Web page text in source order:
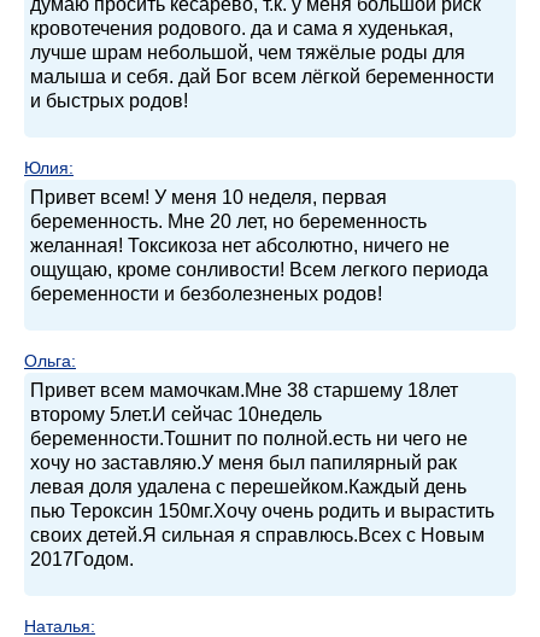
думаю просить кесарево, т.к. у меня большой риск
кровотечения родового. да и сама я худенькая,
лучше шрам небольшой, чем тяжёлые роды для
малыша и себя. дай Бог всем лёгкой беременности
и быстрых родов!
Юлия:
Привет всем! У меня 10 неделя, первая
беременность. Мне 20 лет, но беременность
желанная! Токсикоза нет абсолютно, ничего не
ощущаю, кроме сонливости! Всем легкого периода
беременности и безболезненых родов!
Ольга:
Привет всем мамочкам.Мне 38 старшему 18лет
второму 5лет.И сейчас 10недель
беременности.Тошнит по полной.есть ни чего не
хочу но заставляю.У меня был папилярный рак
левая доля удалена с перешейком.Каждый день
пью Тероксин 150мг.Хочу очень родить и вырастить
своих детей.Я сильная я справлюсь.Всех с Новым
2017Годом.
Наталья: